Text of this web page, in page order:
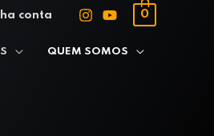
conta 0
QUEM SOMOS